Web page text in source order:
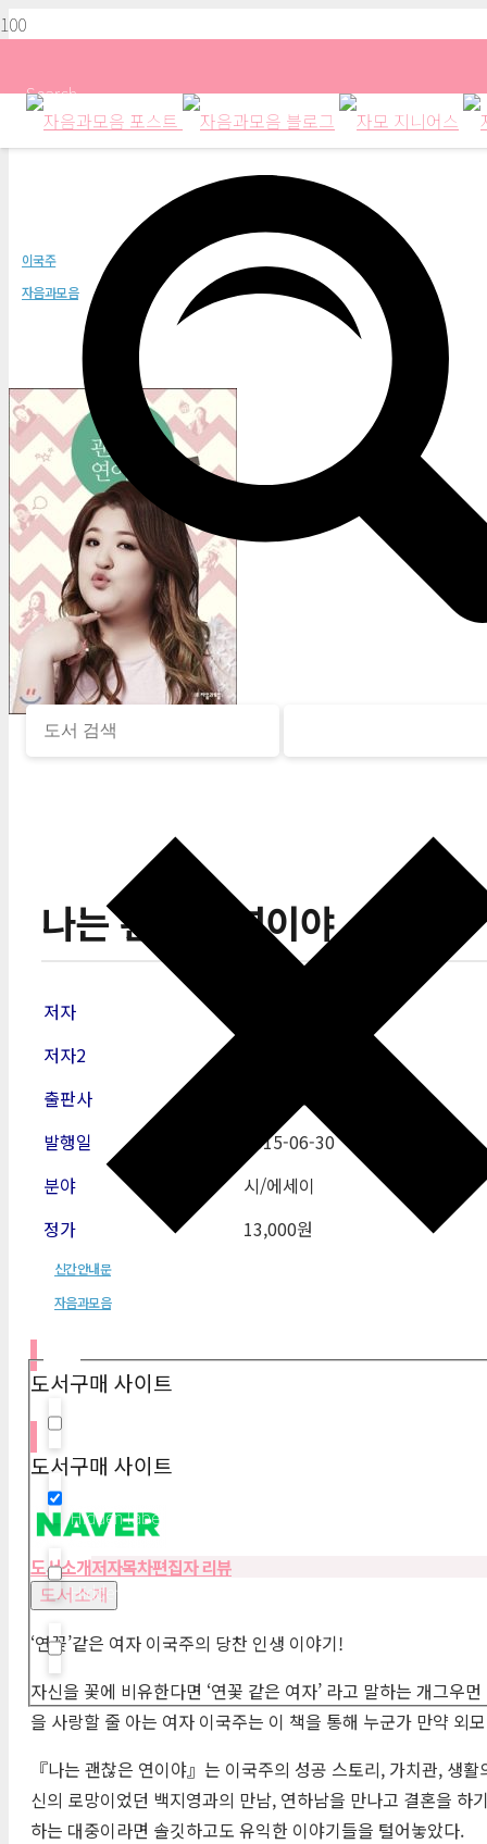
Search
Hidden label
Hidden label
나는 괜찮은 연이야
이국주
자음과모음
나는 괜찮은 연이야
저자
저자2
출판사
발행일
2015-06-30
분야
시/에세이
정가
13,000원
신간안내문
자음과모음
도서구매 사이트
도서구매 사이트
도서소개저자목차편집자 리뷰
도서소개
‘연꽃’같은 여자 이국주의 당찬 인생 이야기!
자신을 꽃에 비유한다면 ‘연꽃 같은 여자’ 라고 말하는 개그
을 사랑할 줄 아는 여자 이국주는 이 책을 통해 누군가 만약 외
『나는 괜찮은 연이야』는 이국주의 성공 스토리, 가치관, 생
신의 로망이었던 백지영과의 만남, 연하남을 만나고 결혼을
하는 대중이라면 솔깃하고도 유익한 이야기들을 털어놓았다.